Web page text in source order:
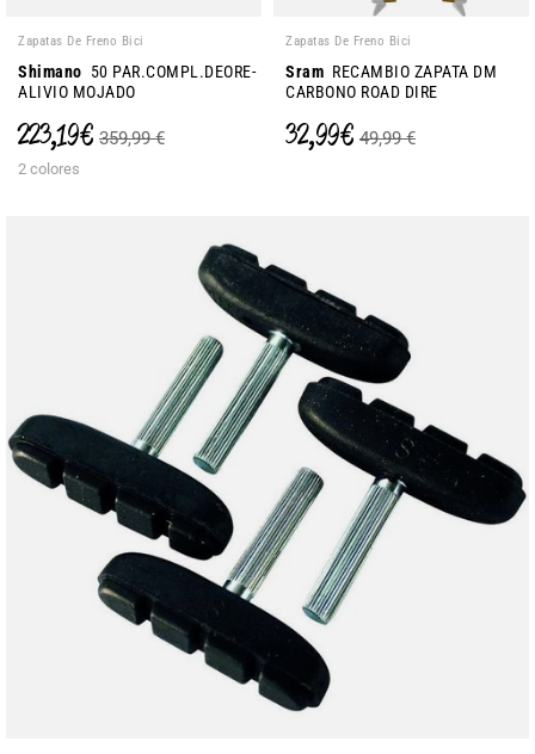
Zapatas De Freno Bici
Shimano 50 PAR.COMPL.DEORE-
ALIVIO MOJADO
223,19 € 359,99 €
2 colores
Zapatas De Freno Bici
Sram RECAMBIO ZAPATA DM
CARBONO ROAD DIRE
32,99 € 49,99 €